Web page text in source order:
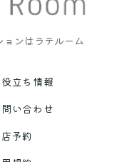
ンはラテルーム
立ち情報
い合わせ
予約